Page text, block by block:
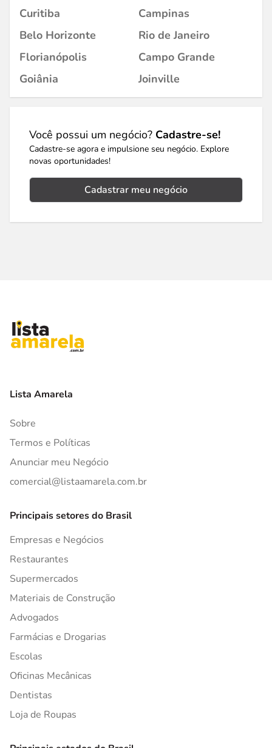
Curitiba
Campinas
Belo Horizonte
Rio de Janeiro
Florianópolis
Campo Grande
Goiânia
Joinville
Você possui um negócio? Cadastre-se!
Cadastre-se agora e impulsione seu negócio. Explore
novas oportunidades!
Cadastrar meu negócio
Lista Amarela
Sobre
Termos e Políticas
Anunciar meu Negócio
comercial@listaamarela.com.br
Principais setores do Brasil
Empresas e Negócios
Restaurantes
Supermercados
Materiais de Construção
Advogados
Farmácias e Drogarias
Escolas
Oficinas Mecânicas
Dentistas
Loja de Roupas